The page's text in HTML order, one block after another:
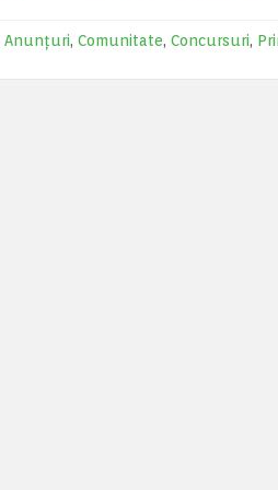
Anunțuri, Comunitate, Concursuri,